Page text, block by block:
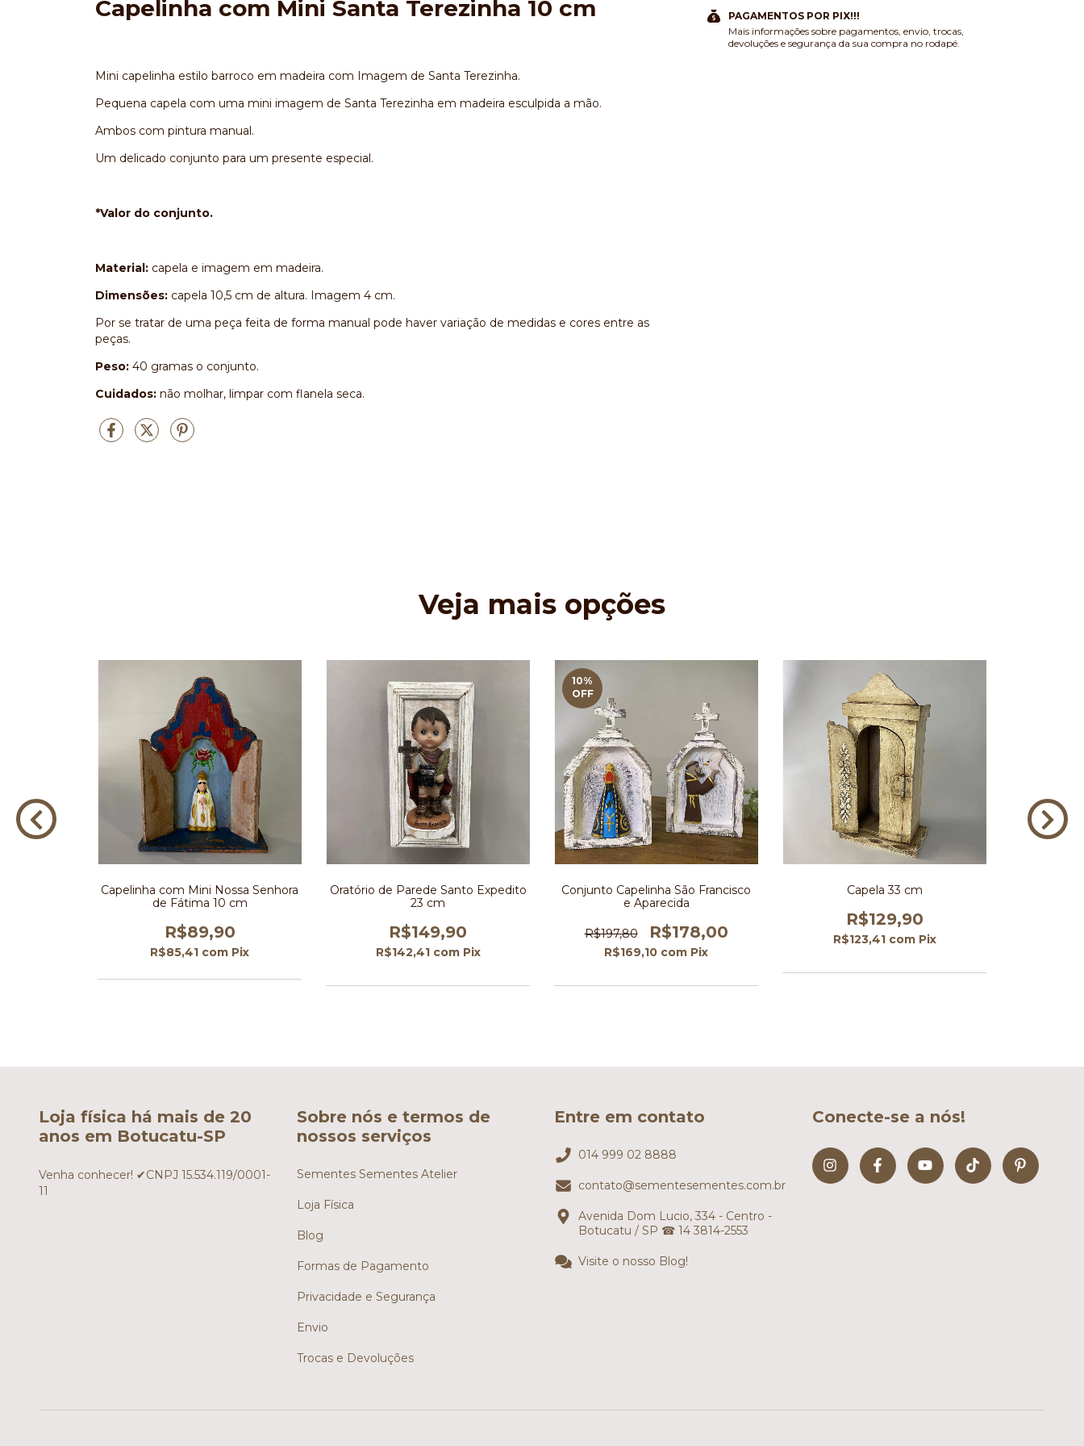
Capelinha com Mini Santa Terezinha 10 cm
Mini capelinha estilo barroco em madeira com Imagem de Santa Terezinha.
Pequena capela com uma mini imagem de Santa Terezinha em madeira esculpida a mão.
Ambos com pintura manual.
Um delicado conjunto para um presente especial.
*Valor do conjunto.
Material: capela e imagem em madeira.
Dimensões: capela 10,5 cm de altura. Imagem 4 cm.
Por se tratar de uma peça feita de forma manual pode haver variação de medidas e cores entre as
peças.
Peso: 40 gramas o conjunto.
Cuidados: não molhar, limpar com flanela seca.
PAGAMENTOS POR PIX!!!
Mais informações sobre pagamentos, envio, trocas,
devoluções e segurança da sua compra no rodapé.
Veja mais opções
Capelinha com Mini Nossa Senhora
de Fátima 10 cm
R$89,90
R$85,41 com Pix
Oratório de Parede Santo Expedito
23 cm
R$149,90
R$142,41 com Pix
10%
OFF
Conjunto Capelinha São Francisco
e Aparecida
R$197,80 R$178,00
R$169,10 com Pix
Capela 33 cm
R$129,90
R$123,41 com Pix
Loja física há mais de 20
anos em Botucatu-SP
Venha conhecer! ✔CNPJ 15.534.119/0001-
11
Sobre nós e termos de
nossos serviços
Sementes Sementes Atelier
Loja Física
Blog
Formas de Pagamento
Privacidade e Segurança
Envio
Trocas e Devoluções
Entre em contato
014 999 02 8888
contato@sementesementes.com.br
Avenida Dom Lucio, 334 - Centro -
Botucatu / SP ☎ 14 3814-2553
Visite o nosso Blog!
Conecte-se a nós!